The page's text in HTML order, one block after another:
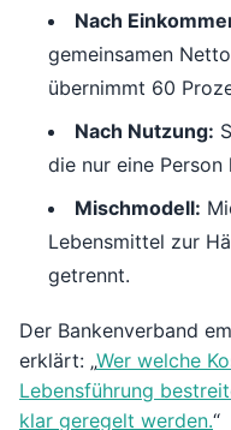
Nach
gemeinsamen
übernimmt 60
Nach Nutzung:
die nur eine
Mischmodell:
Lebensmittel zur
getrennt.
Der Bankenverband
erklärt: „Wer welche
Lebensführung
klar geregelt werden.“